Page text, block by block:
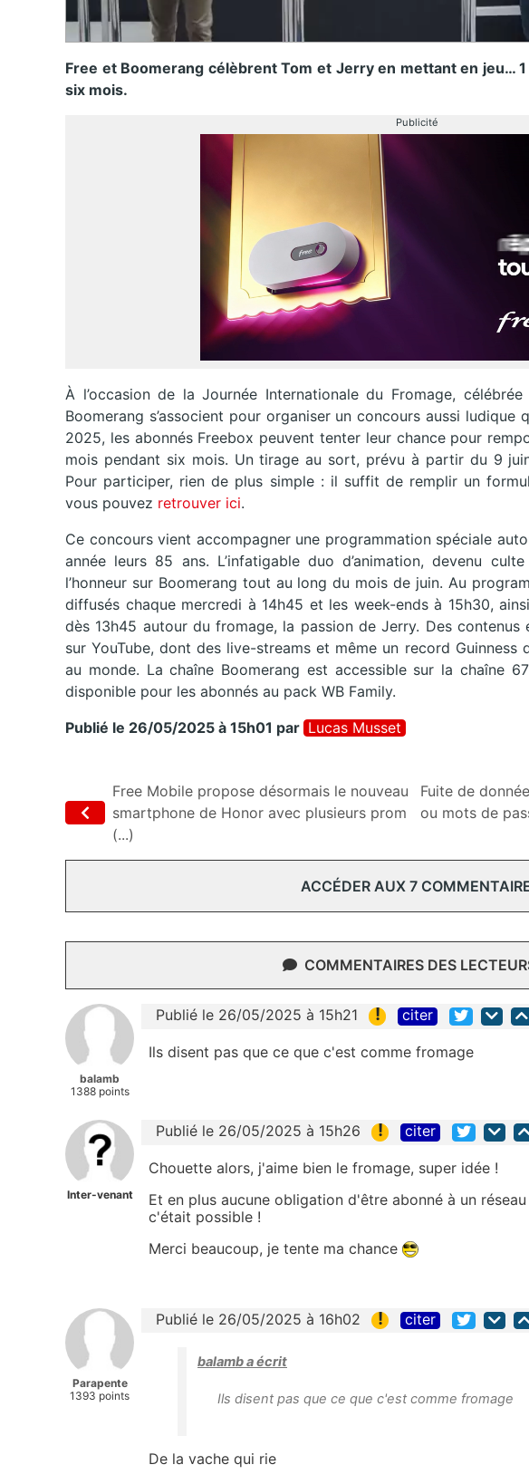
Free et Boomerang célèbrent Tom et Jerry en mettant en jeu…
six mois.
Publicité
À l’occasion de la Journée Internationale du Fromage,
Boomerang s’associent pour organiser un concours aussi ludique
2025, les abonnés Freebox peuvent tenter leur chance pour
mois pendant six mois. Un tirage au sort, prévu à partir du 9
Pour participer, rien de plus simple : il suffit de remplir un
vous pouvez retrouver ici.
Ce concours vient accompagner une programmation spéciale
année leurs 85 ans. L’infatigable duo d’animation, devenu
l’honneur sur Boomerang tout au long du mois de juin. Au
diffusés chaque mercredi à 14h45 et les week-ends à 15h30,
dès 13h45 autour du fromage, la passion de Jerry. Des
sur YouTube, dont des live-streams et même un record
au monde. La chaîne Boomerang est accessible sur la chaîne
disponible pour les abonnés au pack WB Family.
Publié le 26/05/2025 à 15h01 par Lucas Musset
Free Mobile propose désormais le nouveau
smartphone de Honor avec plusieurs prom
(...)
Fuite de
ou mots de
ACCÉDER AUX 7
COMMENTAIRES DES
balamb
1388 points
Publié le 26/05/2025 à 15h21 ! citer
Ils disent pas que ce que c'est comme fromage
Inter-venant
Publié le 26/05/2025 à 15h26 ! citer
Chouette alors, j'aime bien le fromage, super idée !
Et en plus aucune obligation d'être abonné à un
c'était possible !
Merci beaucoup, je tente ma chance
Parapente
1393 points
Publié le 26/05/2025 à 16h02 ! citer
balamb a écrit
Ils disent pas que ce que c'est comme fromage
De la vache qui rie